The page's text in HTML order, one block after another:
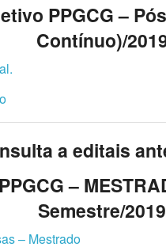
PPGCG –
Contínuo)/
a editais
–
Semestre/2019
– Mestrado